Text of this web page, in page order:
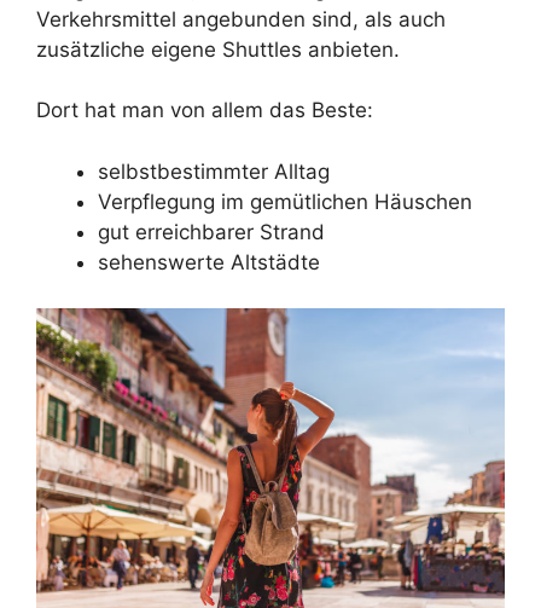
Verkehrsmittel angebunden sind, als auch
zusätzliche eigene Shuttles anbieten.
Dort hat man von allem das Beste:
selbstbestimmter Alltag
Verpflegung im gemütlichen Häuschen
gut erreichbarer Strand
sehenswerte Altstädte